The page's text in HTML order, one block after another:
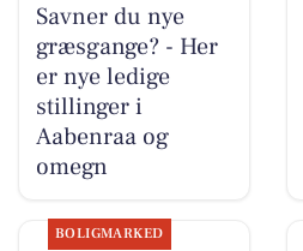
Savner du nye
græsgange? - Her
er nye ledige
stillinger i
Aabenraa og
omegn
BOLIGMARKED